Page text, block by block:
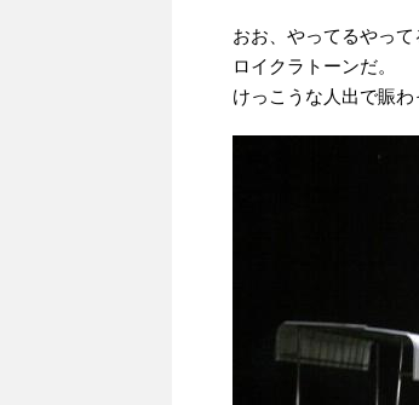
おお、やってるやって
ロイクラトーンだ。
けっこうな人出で賑わ